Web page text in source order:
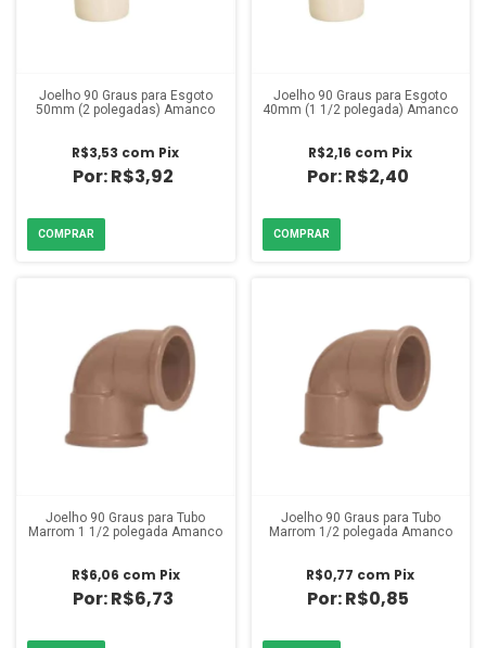
Joelho 90 Graus para Esgoto
50mm (2 polegadas) Amanco
R$3,92
R$3,53 com Pix
Joelho 90 Graus para Esgoto
40mm (1 1/2 polegada) Amanco
R$2,40
R$2,16 com Pix
Joelho 90 Graus para Tubo
Marrom 1 1/2 polegada Amanco
R$6,73
R$6,06 com Pix
Joelho 90 Graus para Tubo
Marrom 1/2 polegada Amanco
R$0,85
R$0,77 com Pix